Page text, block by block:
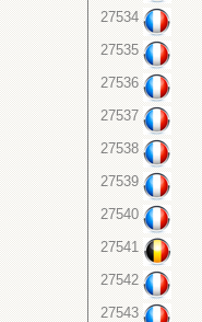
27534
27535
27536
27537
27538
27539
27540
27541
27542
27543